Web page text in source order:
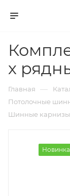
х
Главная —
Потолочные
Шинные карнизы
Новинка